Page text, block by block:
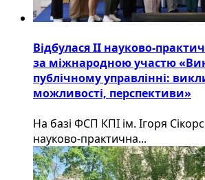
Відбулася ІІ науково-
за міжнародною участю
публічному управлінні:
можливості, перспективи»
На базі ФСП КПІ ім. Ігоря
науково-практична...